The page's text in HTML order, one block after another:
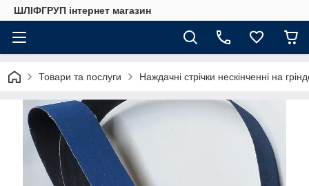
ШЛІФГРУП інтернет магазин
Товари та послуги Наждачні стрічки нескінченні на